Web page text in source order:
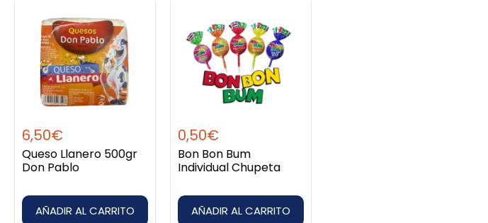
6,50€
Queso Llanero 500gr
Don Pablo
AÑADIR AL CARRITO
0,50€
Bon Bon Bum
Individual Chupeta
AÑADIR AL CARRITO